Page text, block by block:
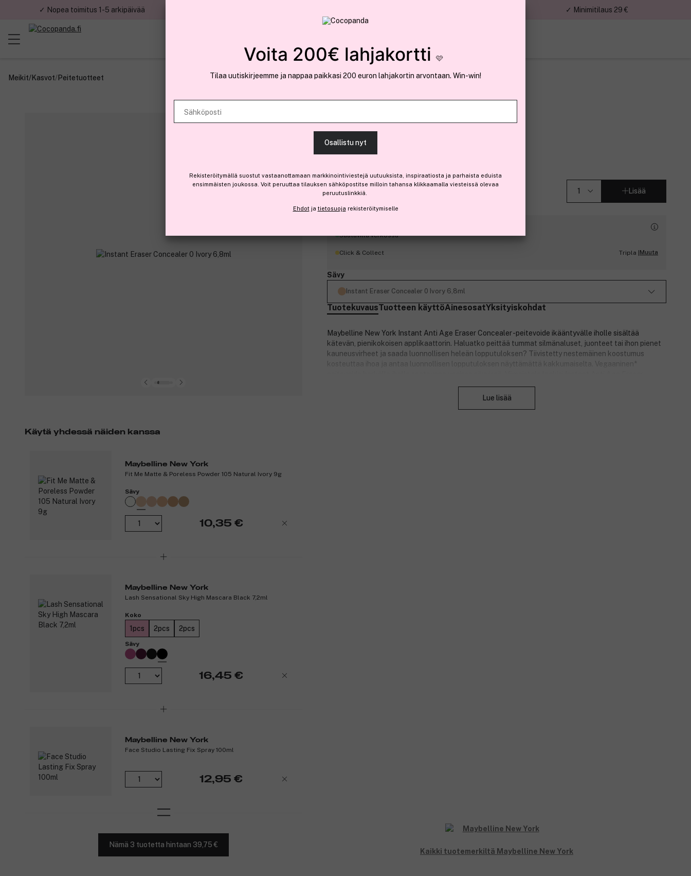
✓ Nopea toimitus 1-5 arkipäivää ✓ Minimitilaus 29 €
Meikit/Kasvot/Peitetuotteet
Maybelline New York
Instant Eraser Concealer 0 Ivory 6,8ml
12,95 € Lisää
Saatavilla verkossa
Click & Collect Tripla | Muuta
Sävy
Instant Eraser Concealer 0 Ivory 6,8ml
TuotekuvausTuotteen käyttöAinesosatYksityiskohdat
Maybelline New York Instant Anti Age Eraser Concealer -peitevoide ikääntyvälle iholle sisältää
kätevän, pienikokoisen applikaattorin. Haluatko peittää tummat silmänaluset, juonteet tai ihon pienet
kauneusvirheet ja saada luonnollisen heleän lopputuloksen? Tiivistetty nestemäinen koostumus
kosteuttaa ihoa ja antaa luonnollisen lopputuloksen näyttämättä kakkumaiselta. Vegaaninen*
Peittää tummat silmänaluset, juonteet ja ihon pienet kauneusvirheet
Lue lisää
Käytä yhdessä näiden kanssa
Maybelline New York
Fit Me Matte & Poreless Powder 105 Natural Ivory 9g
Sävy
10,35 €
Maybelline New York
Lash Sensational Sky High Mascara Black 7,2ml
Koko
1pcs 2pcs 2pcs
Sävy
16,45 €
Maybelline New York
Face Studio Lasting Fix Spray 100ml
12,95 €
Nämä 3 tuotetta hintaan 39,75 €
Kaikki tuotemerkiltä Maybelline New York
Voita 200€ lahjakortti 🩷
Tilaa uutiskirjeemme ja nappaa paikkasi 200 euron lahjakortin arvontaan. Win-win!
Sähköposti
Osallistu nyt
Rekisteröitymällä suostut vastaanottamaan markkinointiviestejä uutuuksista, inspiraatiosta ja parhaista eduista
ensimmäisten joukossa. Voit peruuttaa tilauksen sähköpostitse milloin tahansa klikkaamalla viesteissä olevaa
peruutuslinkkiä.
Ehdotja tietosuoja rekisteröitymiselle